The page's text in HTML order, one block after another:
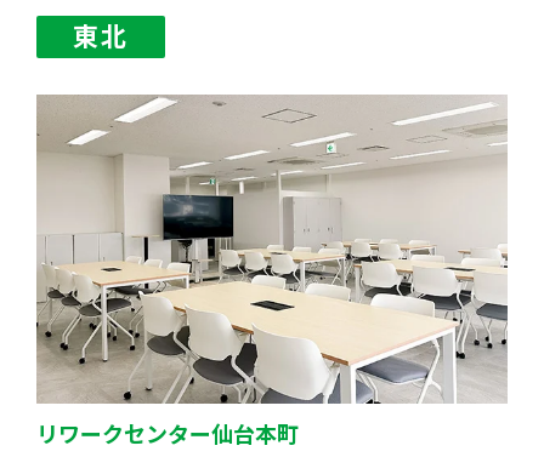
東北
リワークセンター仙台本町